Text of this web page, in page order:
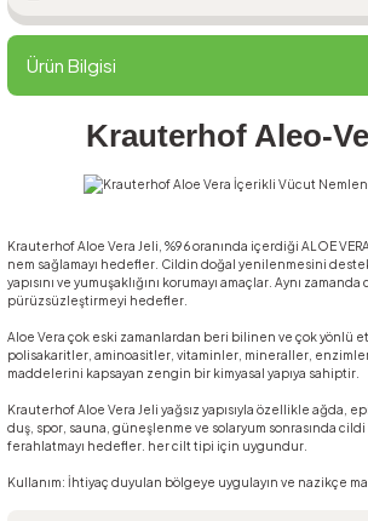
Ürün Bilgisi
Krauterhof Aleo-
Krauterhof Aloe Vera Jeli, %96 oranında içerdiği ALOE
nem sağlamayı hedefler. Cildin doğal yenilenmesini
yapısını ve yumuşaklığını korumayı amaçlar. Aynı zamanda
pürüzsüzleştirmeyi hedefler.
Aloe Vera çok eski zamanlardan beri bilinen ve çok yönlü
polisakaritler, aminoasitler, vitaminler, mineraller,
maddelerini kapsayan zengin bir kimyasal yapıya sahiptir.
Krauterhof Aloe Vera Jeli yağsız yapısıyla özellikle ağda,
duş, spor, sauna, güneşlenme ve solaryum sonrasında cildi
ferahlatmayı hedefler. her cilt tipi için uygundur.
Kullanım: İhtiyaç duyulan bölgeye uygulayın ve nazikçe